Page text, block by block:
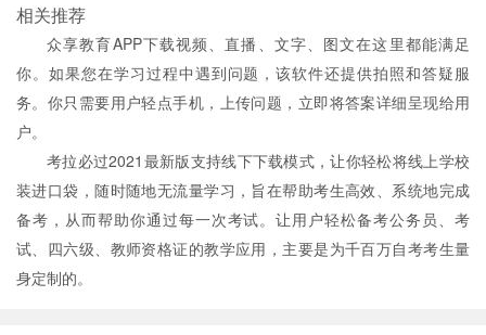
相关推荐
众享教育APP下载视频、直播、文字、图文在这里都能满足
你。如果您在学习过程中遇到问题，该软件还提供拍照和答疑服
务。你只需要用户轻点手机，上传问题，立即将答案详细呈现给用
户。
考拉必过2021最新版支持线下下载模式，让你轻松将线上学校
装进口袋，随时随地无流量学习，旨在帮助考生高效、系统地完成
备考，从而帮助你通过每一次考试。让用户轻松备考公务员、考
试、四六级、教师资格证的教学应用，主要是为千百万自考考生量
身定制的。